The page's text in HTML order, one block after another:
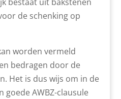
bestaat uit bakstenen
de schenking op
worden vermeld
bedragen door de
Het is dus wijs om in de
goede AWBZ-clausule